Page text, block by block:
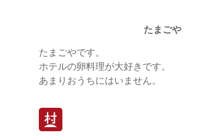
たまごや
たまごやです。
ホテルの卵料理が大好きです。
あまりおうちにはいません。